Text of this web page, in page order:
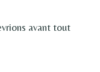
avant tout